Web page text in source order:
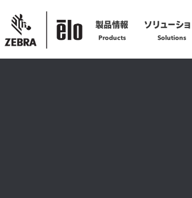
製品情報
Products
ソリューシ
Solutions